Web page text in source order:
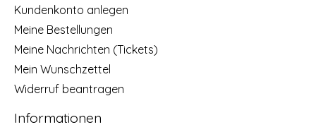
Kundenkonto anlegen
Meine Bestellungen
Meine Nachrichten (Tickets)
Mein Wunschzettel
Widerruf beantragen
Informationen